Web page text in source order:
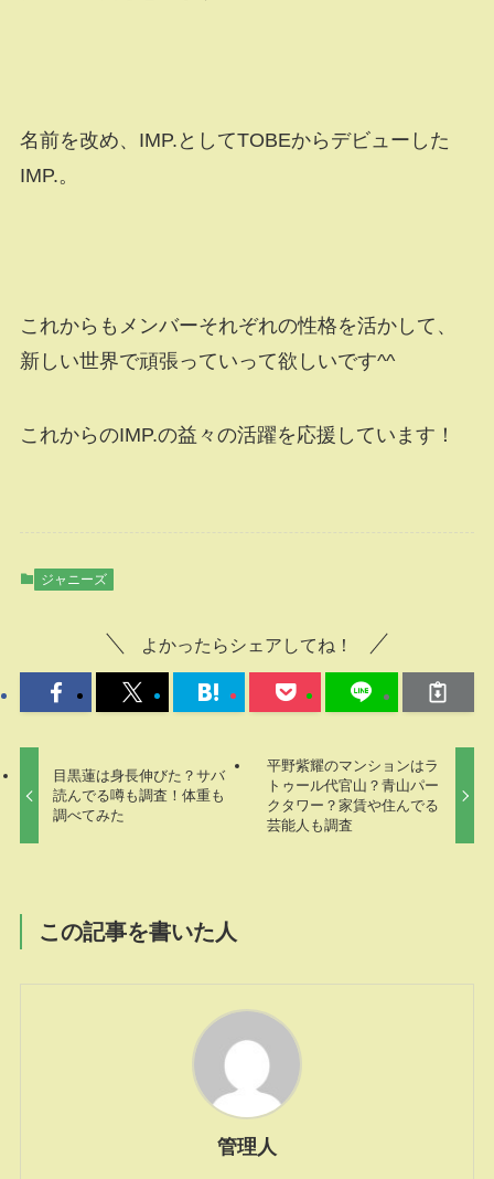
名前を改め、IMP.としてTOBEからデビューした
IMP.。
これからもメンバーそれぞれの性格を活かして、
新しい世界で頑張っていって欲しいです^^
これからのIMP.の益々の活躍を応援しています！
ジャニーズ
よかったらシェアしてね！
目黒蓮は身長伸びた？サバ
読んでる噂も調査！体重も
調べてみた
平野紫耀のマンションはラ
トゥール代官山？青山パー
クタワー？家賃や住んでる
芸能人も調査
この記事を書いた人
管理人